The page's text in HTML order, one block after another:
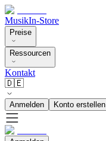
MusikIn-Store
Preise
Ressourcen
Kontakt
🇩🇪
Anmelden Konto erstellen